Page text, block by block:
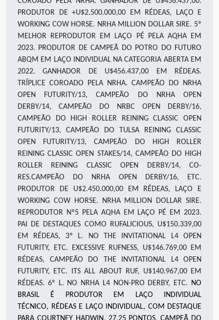
PRODUTOR DE +U$2.500.000,00 EM RÉDEAS, LAÇO E
WORKING COW HORSE. NRHA MILLION DOLLAR SIRE. 5º
MELHOR REPRODUTOR EM LAÇO PÉ PELA AQHA EM
2023. PRODUTOR DE CAMPEÃ DO POTRO DO FUTURO
ABQM EM LAÇO INDIVIDUAL NA CATEGORIA ABERTA EM
2022. GANHADOR DE U$456.437,00 EM RÉDEAS.
TRÍPLICE COROADO PELA NRHA. CAMPEÃO DO NRHA
OPEN FUTURITY/13, CAMPEÃO DO NRHA OPEN
DERBY/14, CAMPEÃO DO NRBC OPEN DERBY/16,
CAMPEÃO DO HIGH ROLLER REINING CLASSIC OPEN
FUTURITY/13, CAMPEÃO DO TULSA REINING CLASSIC
OPEN FUTURITY/13, CAMPEÃO DO HIGH ROLLER
REINING CLASSIC OPEN STAKES/14, CAMPEÃO DO HIGH
ROLLER REINING CLASSIC OPEN DERBY/14, CO-
RES.CAMPEÃO DO NRHA OPEN DERBY/16, ETC.
PRODUTOR DE U$2.450.000,00 EM RÉDEAS, LAÇO E
WORKING COW HORSE. NRHA MILLION DOLLAR SIRE.
REPRODUTOR Nº5 PELA AQHA EM LAÇO PÉ EM 2023.
PAI DE DESTAQUES COMO RUFALICIOUS, U$150.339,00
EM RÉDEAS, 3º L. NO THE INVITATIONAL L4 OPEN
FUTURITY, ETC. EXCESSIVE RUFNESS, U$146.769,00 EM
RÉDEAS, CAMPEÃO DO THE INVITATIONAL L4 OPEN
FUTURITY, ETC. ITS ALL ABOUT RUF, U$140.967,00 EM
RÉDEAS. 6º L. NO NRHA L4 NON-PRO DERBY, ETC.
NO
BRASIL É PRODUTOR EM LAÇO INDIVIDUAL
TÉCNICO, RÉDEASE LAÇO INDIVIDUAL, COM DESTAQUE